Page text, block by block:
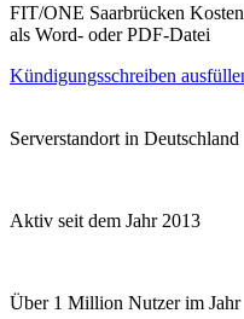
FIT/ONE Saarbrücken
als Word- oder PDF-Datei
Kündigungsschreiben
Serverstandort in Deutschland
Aktiv seit dem Jahr 2013
Über 1 Million Nutzer im Jahr